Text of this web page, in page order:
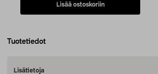
Lisää ostoskoriin
Tuotetiedot
Lisätietoja